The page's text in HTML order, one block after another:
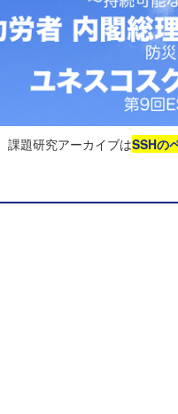
課題研究アーカイブはSSHの